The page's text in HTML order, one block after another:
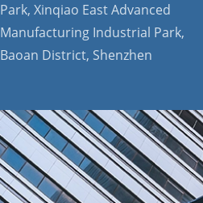
Park, Xinqiao East Advanced
Manufacturing Industrial Park,
Baoan District, Shenzhen